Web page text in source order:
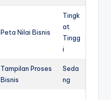
Peta Nilai Bisnis
Tingk
at
Tingg
i
Tampilan Proses
Bisnis
Seda
ng